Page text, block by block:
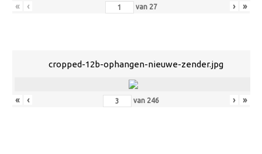
« ‹ van 27 › »
cropped-12b-ophangen-nieuwe-zender.jpg
« ‹ van 246 › »